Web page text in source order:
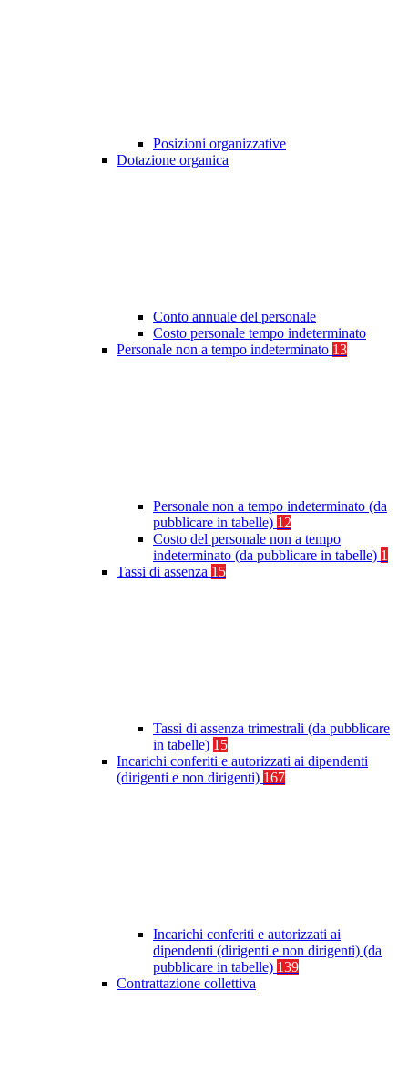
Posizioni organizzative
Dotazione organica
Conto annuale del personale
Costo personale tempo indeterminato
Personale non a tempo indeterminato 13
Personale non a tempo indeterminato (da
pubblicare in tabelle) 12
Costo del personale non a tempo
indeterminato (da pubblicare in tabelle) 1
Tassi di assenza 15
Tassi di assenza trimestrali (da pubblicare
in tabelle) 15
Incarichi conferiti e autorizzati ai dipendenti
(dirigenti e non dirigenti) 167
Incarichi conferiti e autorizzati ai
dipendenti (dirigenti e non dirigenti) (da
pubblicare in tabelle) 139
Contrattazione collettiva